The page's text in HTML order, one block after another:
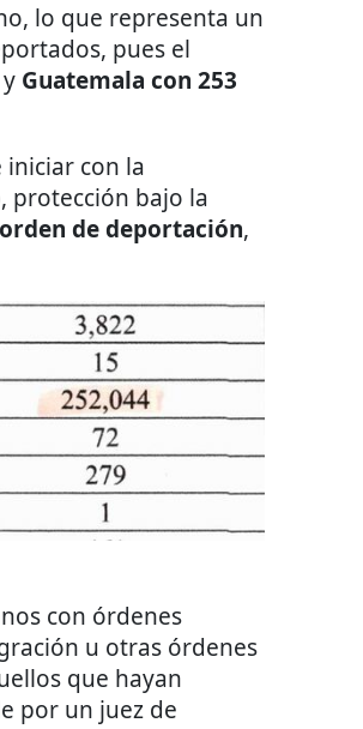
lo que representa un
pues el
Guatemala con 253
con la
, protección bajo la
de deportación,
con órdenes
u otras órdenes
que hayan
por un juez de